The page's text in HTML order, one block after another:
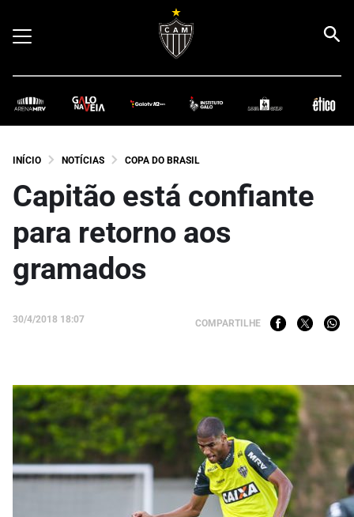
INÍCIO NOTÍCIAS COPA DO BRASIL
Capitão está confiante
para retorno aos
gramados
30/4/2018 18:07 COMPARTILHE